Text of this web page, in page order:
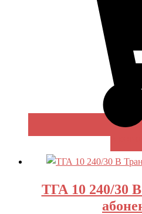
ТГА 10 240/30